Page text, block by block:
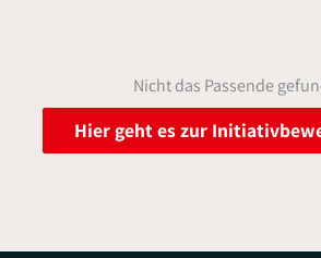
Nicht das Passende
Hier geht es zur